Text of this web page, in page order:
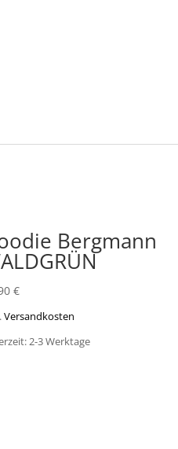
Bergmann
€
Versandkosten
2-3 Werktage